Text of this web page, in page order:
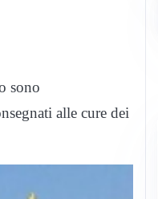
sono
alle cure dei